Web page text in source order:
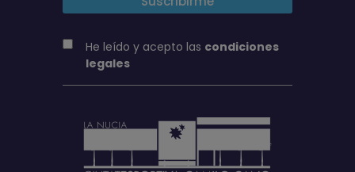
He leído y acepto las condiciones
legales